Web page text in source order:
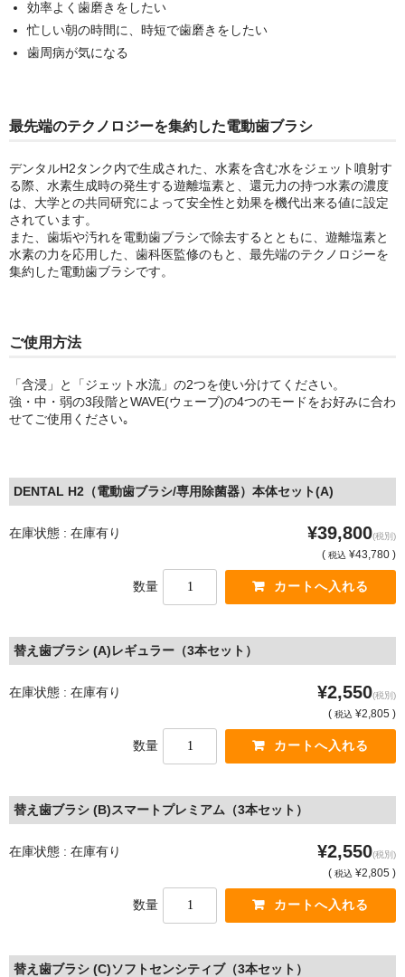
効率よく歯磨きをしたい
忙しい朝の時間に、時短で歯磨きをしたい
歯周病が気になる
最先端のテクノロジーを集約した電動歯ブラシ
デンタルH2タンク内で生成された、水素を含む水をジェット噴射す
る際、水素生成時の発生する遊離塩素と、還元力の持つ水素の濃度
は、大学との共同研究によって安全性と効果を機代出来る値に設定
されています。
また、歯垢や汚れを電動歯ブラシで除去するとともに、遊離塩素と
水素の力を応用した、歯科医監修のもと、最先端のテクノロジーを
集約した電動歯ブラシです。
ご使用方法
「含浸」と「ジェット水流」の2つを使い分けてください。
強・中・弱の3段階とWAVE(ウェーブ)の4つのモードをお好みに合わ
せてご使用ください｡
DENTAL H2（電動歯ブラシ/専用除菌器）本体セット(A)
在庫状態 : 在庫有り ¥39,800(税別)
( 税込 ¥43,780 )
数量
替え歯ブラシ (A)レギュラー（3本セット）
在庫状態 : 在庫有り ¥2,550(税別)
( 税込 ¥2,805 )
数量
替え歯ブラシ (B)スマートプレミアム（3本セット）
在庫状態 : 在庫有り ¥2,550(税別)
( 税込 ¥2,805 )
数量
替え歯ブラシ (C)ソフトセンシティブ（3本セット）